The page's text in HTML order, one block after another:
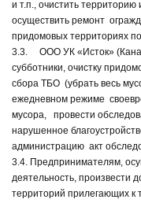
и т.п., очистить
осуществить ремонт
придомовых территориях
3.3. ООО УК «Исток»
субботники, очистку
сбора ТБО (убрать весь
ежедневном режиме
мусора, провести
нарушенное
администрацию акт
3.4. Предпринимателям,
деятельность, произвести
территорий прилегающих к